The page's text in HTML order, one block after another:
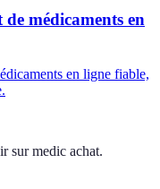
médicaments en
en ligne fiable,
sur medic achat.